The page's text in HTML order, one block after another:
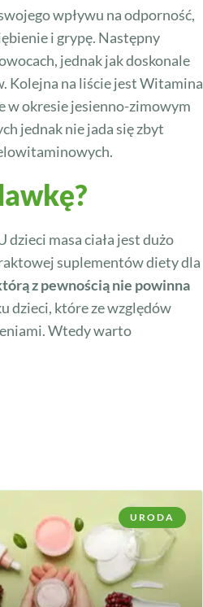
wpływu na odporność,
i grypę. Następny
jednak jak doskonale
Kolejna na liście jest Witamina
w okresie jesienno-zimowym
jednak nie jada się zbyt
dzieci masa ciała jest dużo
suplementów diety dla
z pewnością nie powinna
dzieci, które ze względów
Wtedy warto
URODA